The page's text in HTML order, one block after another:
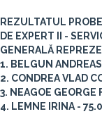
REZULTATUL
DE EXPERT II -
GENERALĂ
1. BELGUN
2. CONDREA VLAD
3. NEAGOE
4. LEMNE IRINA -